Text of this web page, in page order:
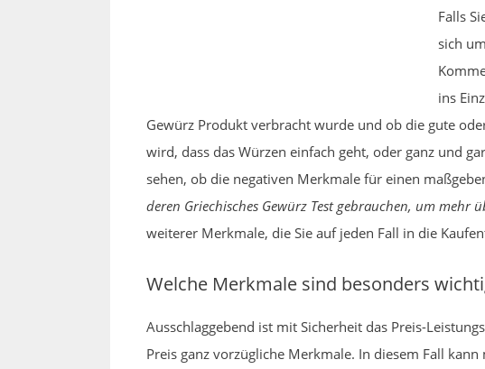
Falls
sich
ins
Gewürz Produkt verbracht wurde und ob die gute
wird, dass das Würzen einfach geht, oder ganz und
sehen, ob die negativen Merkmale für einen
deren Griechisches Gewürz Test gebrauchen, um mehr
weiterer Merkmale, die Sie auf jeden Fall in die
Welche Merkmale sind besonders
Ausschlaggebend ist mit Sicherheit das Preis-
Preis ganz vorzügliche Merkmale. In diesem Fall